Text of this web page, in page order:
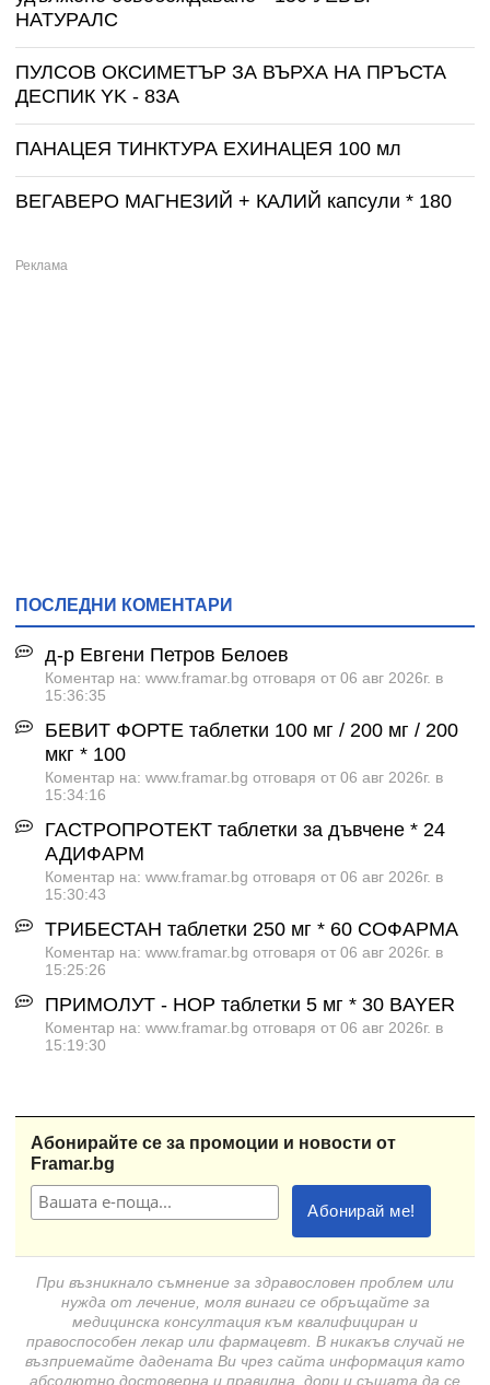
НАТУРАЛС
ПУЛСОВ ОКСИМЕТЪР ЗА ВЪРХА НА ПРЪСТА
ДЕСПИК YK - 83A
ПАНАЦЕЯ ТИНКТУРА ЕХИНАЦЕЯ 100 мл
ВЕГАВЕРО МАГНЕЗИЙ + КАЛИЙ капсули * 180
ПОСЛЕДНИ КОМЕНТАРИ
д-р Евгени Петров Белоев
Коментар на: www.framar.bg отговаря от 06 авг 2026г. в
15:36:35
БЕВИТ ФОРТЕ таблетки 100 мг / 200 мг / 200
мкг * 100
Коментар на: www.framar.bg отговаря от 06 авг 2026г. в
15:34:16
ГАСТРОПРОТЕКТ таблетки за дъвчене * 24
АДИФАРМ
Коментар на: www.framar.bg отговаря от 06 авг 2026г. в
15:30:43
ТРИБЕСТАН таблетки 250 мг * 60 СОФАРМА
Коментар на: www.framar.bg отговаря от 06 авг 2026г. в
15:25:26
ПРИМОЛУТ - НОР таблетки 5 мг * 30 BAYER
Коментар на: www.framar.bg отговаря от 06 авг 2026г. в
15:19:30
Абонирайте се за промоции и новости от
Framar.bg
При възникнало съмнение за здравословен проблем или
нужда от лечение, моля винаги се обръщайте за
медицинска консултация към квалифициран и
правоспособен лекар или фармацевт. В никакъв случай не
възприемайте дадената Ви чрез сайта информация като
абсолютно достоверна и правилна, дори и същата да се